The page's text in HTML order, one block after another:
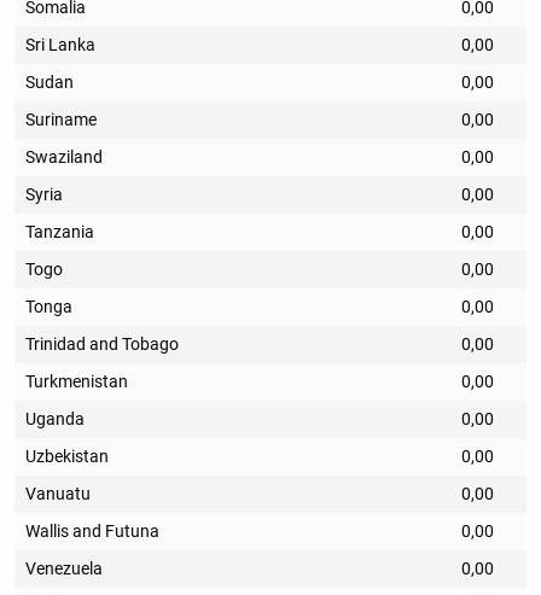
Somalia
0,00
Sri Lanka
0,00
Sudan
0,00
Suriname
0,00
Swaziland
0,00
Syria
0,00
Tanzania
0,00
Togo
0,00
Tonga
0,00
Trinidad and Tobago
0,00
Turkmenistan
0,00
Uganda
0,00
Uzbekistan
0,00
Vanuatu
0,00
Wallis and Futuna
0,00
Venezuela
0,00